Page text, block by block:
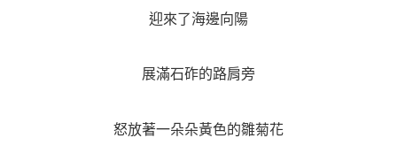
迎來了海邊向陽
展滿石砟的路肩旁
怒放著一朵朵黃色的雛菊花